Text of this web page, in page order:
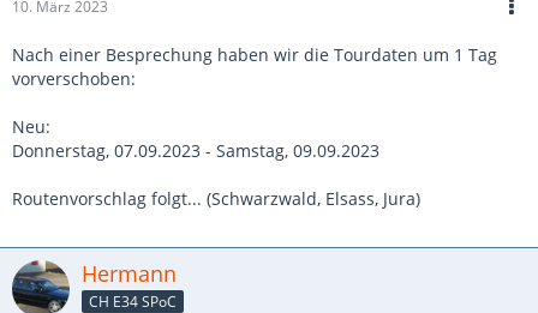
10. März 2023
Nach einer Besprechung haben wir die Tourdaten um 1 Tag
vorverschoben:
Neu:
Donnerstag, 07.09.2023 - Samstag, 09.09.2023
Routenvorschlag folgt... (Schwarzwald, Elsass, Jura)
Hermann
CH E34 SPoC